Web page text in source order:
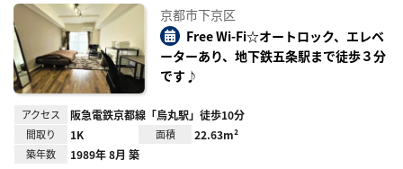
録
京都市下京区
Free Wi-Fi☆オートロック、エレベ
ーターあり、地下鉄五条駅まで徒歩３分
です♪
アクセス 阪急電鉄京都線「烏丸駅」徒歩10分
間取り 1K 面積 22.63m²
築年数 1989年 8月 築